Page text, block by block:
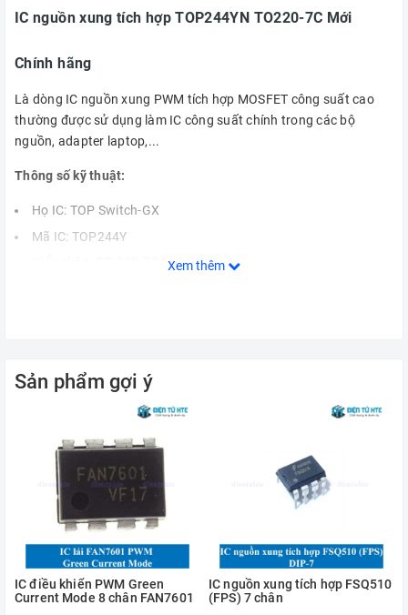
IC nguồn xung tích hợp TOP244YN TO220-7C Mới
Chính hãng
Là dòng IC nguồn xung PWM tích hợp MOSFET công suất cao
thường được sử dụng làm IC công suất chính trong các bộ
nguồn, adapter laptop,...
Thông số kỹ thuật:
Họ IC: TOP Switch-GX
Mã IC: TOP244Y
Kiểu chân: TO-220-7C 6 chân
Xem thêm
Sản phẩm gợi ý
IC điều khiển PWM Green
Current Mode 8 chân FAN7601
IC nguồn xung tích hợp FSQ510
(FPS) 7 chân